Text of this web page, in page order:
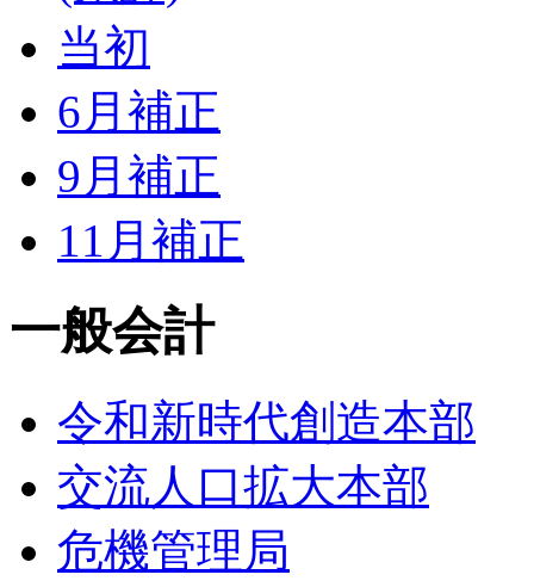
当初
6月補正
9月補正
11月補正
一般会計
令和新時代創造本部
交流人口拡大本部
危機管理局